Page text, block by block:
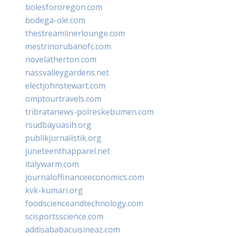
bolesfororegon.com
bodega-ole.com
thestreamlinerlounge.com
mestrinorubanofc.com
novelatherton.com
nassvalleygardens.net
electjohnstewart.com
omptourtravels.com
tribratanews-polreskebumen.com
rsudbayuasih.org
publikjurnalistik.org
juneteenthapparel.net
italywarm.com
journaloffinanceeconomics.com
kvk-kumari.org
foodscienceandtechnology.com
scisportsscience.com
addisababacuisineaz.com